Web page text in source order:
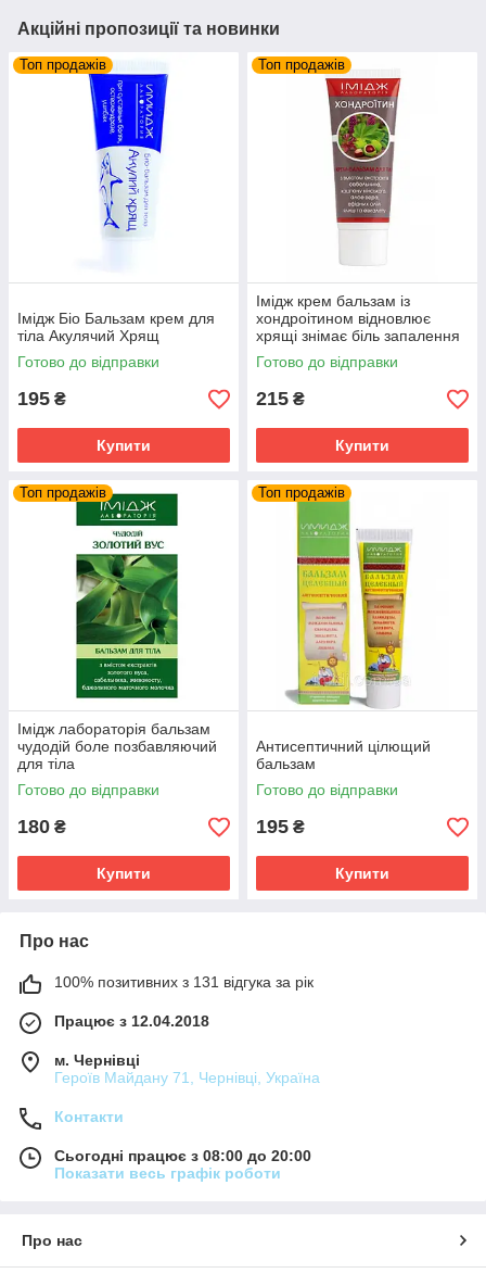
Акційні пропозиції та новинки
Топ продажів
Імідж Біо Бальзам крем для
тіла Акулячий Хрящ
Готово до відправки
195 ₴
Купити
Топ продажів
Імідж крем бальзам із
хондроітином відновлює
хрящі знімає біль запалення
суглобів та м'язів
Готово до відправки
215 ₴
Купити
Топ продажів
Імідж лабораторія бальзам
чудодій боле позбавляючий
для тіла
Готово до відправки
180 ₴
Купити
Топ продажів
Антисептичний цілющий
бальзам
Готово до відправки
195 ₴
Купити
Про нас
100% позитивних з 131 відгука за рік
Працює з 12.04.2018
м. Чернівці
Героїв Майдану 71, Чернівці, Україна
Контакти
Сьогодні працює з 08:00 до 20:00
Показати весь графік роботи
Про нас